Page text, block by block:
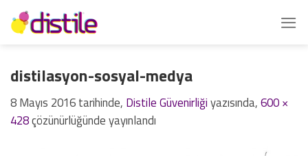
İçeriğe
atla
distilasyon-sosyal-medya
8 Mayıs 2016tarihinde, Distile Güvenirliğiyazısında,600 ×
428çözünürlüğünde yayınlandı